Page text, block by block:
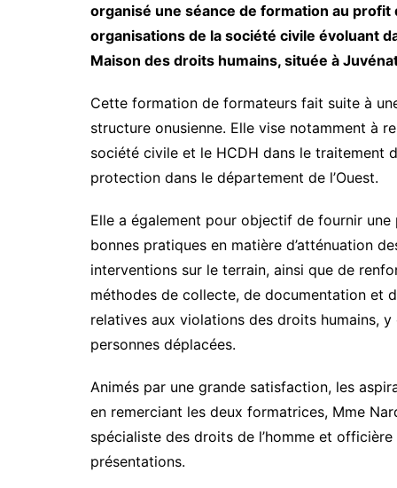
organisé une séance de formation au
organisations de la société civile évoluant
Maison des droits humains, située à
Cette formation de formateurs fait suite à
structure onusienne. Elle vise notamment à
société civile et le HCDH dans le traitement
protection dans le département de l’Ouest.
Elle a également pour objectif de fournir une
bonnes pratiques en matière d’atténuation
interventions sur le terrain, ainsi que de
méthodes de collecte, de documentation et
relatives aux violations des droits humains,
personnes déplacées.
Animés par une grande satisfaction, les
en remerciant les deux formatrices, Mme
spécialiste des droits de l’homme et
présentations.